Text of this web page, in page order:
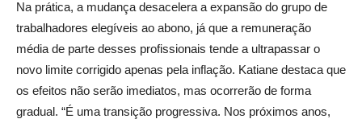
Na prática, a mudança desacelera a expansão do grupo de
trabalhadores elegíveis ao abono, já que a remuneração
média de parte desses profissionais tende a ultrapassar o
novo limite corrigido apenas pela inflação. Katiane destaca que
os efeitos não serão imediatos, mas ocorrerão de forma
gradual. “É uma transição progressiva. Nos próximos anos,